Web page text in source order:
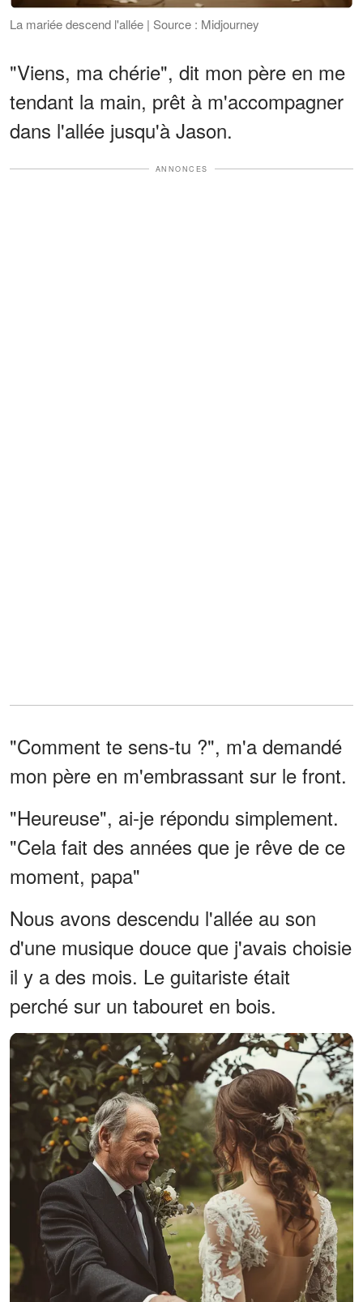
La mariée descend l'allée | Source : Midjourney
"Viens, ma chérie", dit mon père en me
tendant la main, prêt à m'accompagner
dans l'allée jusqu'à Jason.
ANNONCES
"Comment te sens-tu ?", m'a demandé
mon père en m'embrassant sur le front.
"Heureuse", ai-je répondu simplement.
"Cela fait des années que je rêve de ce
moment, papa"
Nous avons descendu l'allée au son
d'une musique douce que j'avais choisie
il y a des mois. Le guitariste était
perché sur un tabouret en bois.